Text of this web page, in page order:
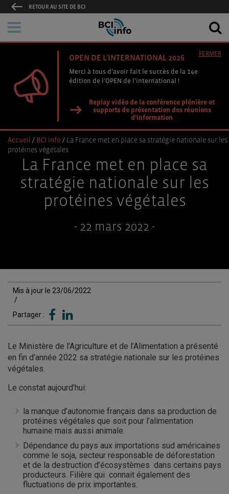
RETOUR AU SITE DE BCI
OPEN DE L'INTERNATIONAL 2026
Merci à tous d’avoir fait le succès de la 14e
édition de l’OPEN de l’international !
Replay vidéo de la conférence plénière et
supports de présentation des réunions
d'information
FERMER
Accueil / BCI info / La France met en place sa stratégie nationale sur les
protéines végétales
La France met en place sa
stratégie nationale sur les
protéines végétales
- 22 mars 2022 -
Mis à jour le 23/06/2022
/
Partager :
Le Ministère de l’Agriculture et de l’Alimentation a présenté
en fin d’année 2022 sa stratégie nationale sur les protéines
végétales.
Le constat aujourd’hui:
la manque d’autonomie français dans sa production de
protéines végétales que soit pour l’alimentation
humaine mais aussi animale.
Dépendance du pays aux importations sud américaines
comme le soja, secteur responsable de déforestation
et de la destruction d’écosystèmes dans certains pays
producteurs. Filière qui connait également des
fluctuations de prix importantes.